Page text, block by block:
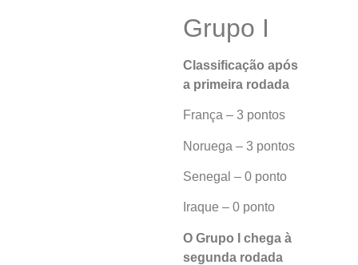
Grupo I
Classificação após
a primeira rodada
França – 3 pontos
Noruega – 3 pontos
Senegal – 0 ponto
Iraque – 0 ponto
O Grupo I chega à
segunda rodada